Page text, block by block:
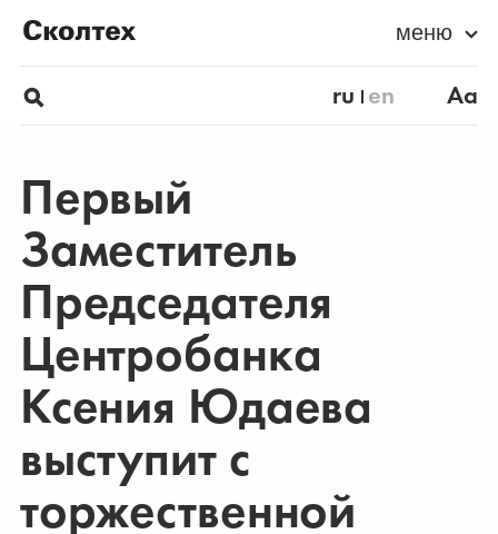
меню
ru en Aa
Первый
Заместитель
Председателя
Центробанка
Ксения Юдаева
выступит с
торжественной